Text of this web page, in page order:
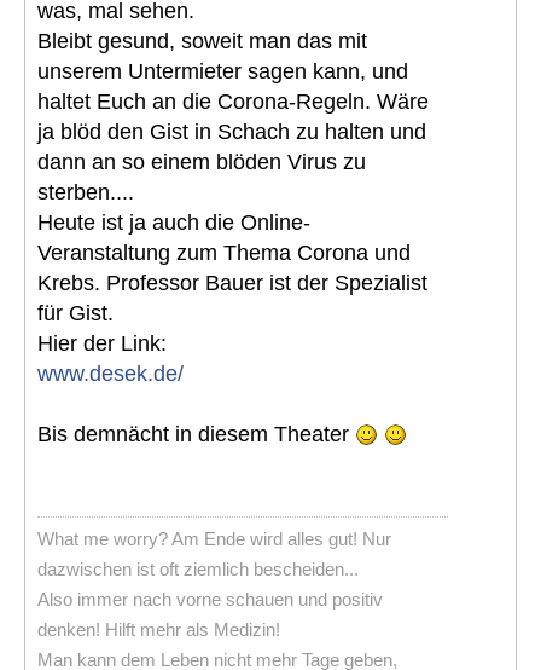
was, mal sehen.
Bleibt gesund, soweit man das mit
unserem Untermieter sagen kann, und
haltet Euch an die Corona-Regeln. Wäre
ja blöd den Gist in Schach zu halten und
dann an so einem blöden Virus zu
sterben....
Heute ist ja auch die Online-
Veranstaltung zum Thema Corona und
Krebs. Professor Bauer ist der Spezialist
für Gist.
Hier der Link:
www.desek.de/
Bis demnächt in diesem Theater
What me worry? Am Ende wird alles gut! Nur
dazwischen ist oft ziemlich bescheiden...
Also immer nach vorne schauen und positiv
denken! Hilft mehr als Medizin!
Man kann dem Leben nicht mehr Tage geben,